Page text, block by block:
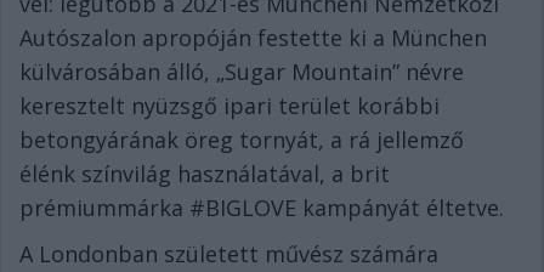
Autószalon apropóján festette ki a München
külvárosában álló, „Sugar Mountain” névre
keresztelt nyüzsgő ipari terület korábbi
betongyárának öreg tornyát, a rá jellemző
élénk színvilág használatával, a brit
prémiummárka #BIGLOVE kampányát éltetve.
A Londonban született művész számára